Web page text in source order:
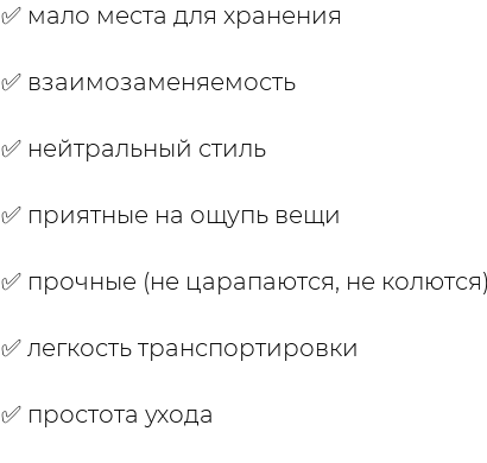
✅ мало места для хранения
✅ взаимозаменяемость
✅ нейтральный стиль
✅ приятные на ощупь вещи
✅ прочные (не царапаются, не колются)
✅ легкость транспортировки
✅ простота ухода